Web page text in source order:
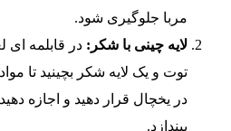
مربا جلوگیری شود.
لایه چینی با شکر: در قابلمه ای
توت و یک لایه شکر بچینید تا
بیندازد.